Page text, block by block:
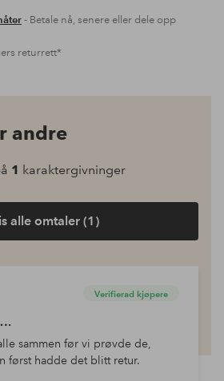
- Betale nå, senere eller dele opp
returrett*
andre
1 karaktergivninger
alle omtaler (1)
Verifierad kjøpere
sammen før vi prøvde de,
først hadde det blitt retur.